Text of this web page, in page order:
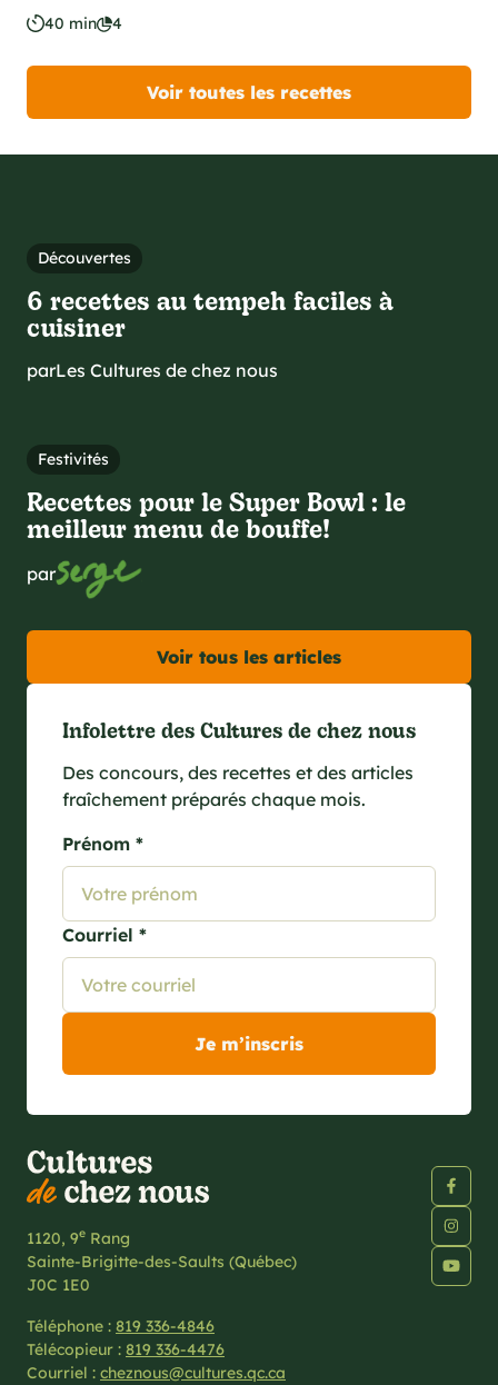
40 min 4
Voir toutes les recettes
Découvertes
6 recettes au tempeh faciles à
cuisiner
parLes Cultures de chez nous
Festivités
Recettes pour le Super Bowl : le
meilleur menu de bouffe!
par
Voir tous les articles
Infolettre des Cultures de chez nous
Des concours, des recettes et des articles
fraîchement préparés chaque mois.
Prénom *
Courriel *
1120, 9e Rang
Sainte-Brigitte-des-Saults (Québec)
J0C 1E0
Téléphone : 819 336-4846
Télécopieur : 819 336-4476
Courriel : cheznous@cultures.qc.ca